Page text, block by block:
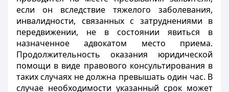
если он вследствие тяжелого заболевания,
инвалидности, связанных с затруднениями в
передвижении, не в состоянии явиться в
назначенное адвокатом место приема.
Продолжительность оказания юридической
помощи в виде правового консультирования в
таких случаях не должна превышать один час. В
случае необходимости указанный срок может